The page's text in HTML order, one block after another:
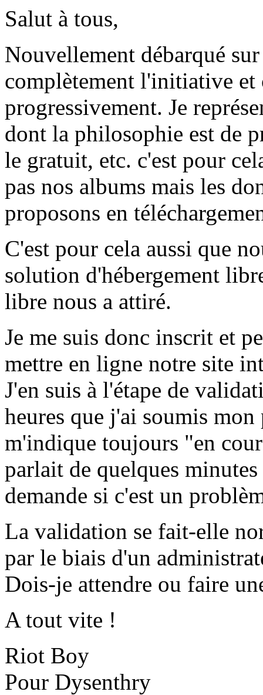
Salut à tous,
Nouvellement débarqué
complètement l'initiative
progressivement. Je
dont la philosophie est de
le gratuit, etc. c'est pour
pas nos albums mais les
proposons en
C'est pour cela aussi que
solution d'hébergement
libre nous a attiré.
Je me suis donc inscrit et
mettre en ligne notre site
J'en suis à l'étape de
heures que j'ai soumis
m'indique toujours "en
parlait de quelques
demande si c'est un
La validation se fait-elle
par le biais d'un
Dois-je attendre ou faire
A tout vite !
Riot Boy
Pour Dysenthry